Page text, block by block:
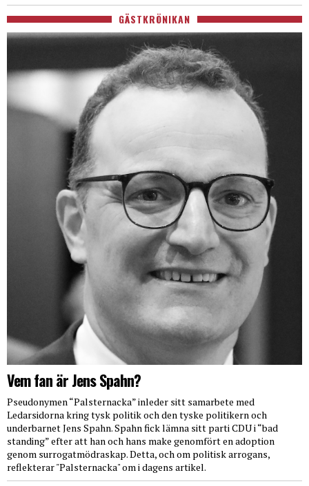
GÄSTKRÖNIKAN
Vem fan är Jens Spahn?
Pseudonymen “Palsternacka” inleder sitt samarbete med
Ledarsidorna kring tysk politik och den tyske politikern och
underbarnet Jens Spahn. Spahn fick lämna sitt parti CDU i “bad
standing” efter att han och hans make genomfört en adoption
genom surrogatmödraskap. Detta, och om politisk arrogans,
reflekterar "Palsternacka" om i dagens artikel.